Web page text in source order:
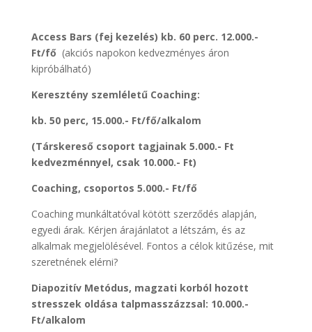
Access Bars (fej kezelés) kb. 60 perc. 12.000.-
Ft/fő(akciós napokon kedvezményes áron
kipróbálható)
Keresztény szemléletű Coaching:
kb. 50 perc, 15.000.- Ft/fő/alkalom
(Társkereső csoport tagjainak 5.000.- Ft
kedvezménnyel, csak 10.000.- Ft)
Coaching, csoportos 5.000.- Ft/fő
Coaching munkáltatóval kötött szerződés alapján,
egyedi árak. Kérjen árajánlatot a létszám, és az
alkalmak megjelölésével. Fontos a célok kitűzése, mit
szeretnének elérni?
Diapozitív Metódus, magzati korból hozott
stresszek oldása talpmasszázzsal: 10.000.-
Ft/alkalom